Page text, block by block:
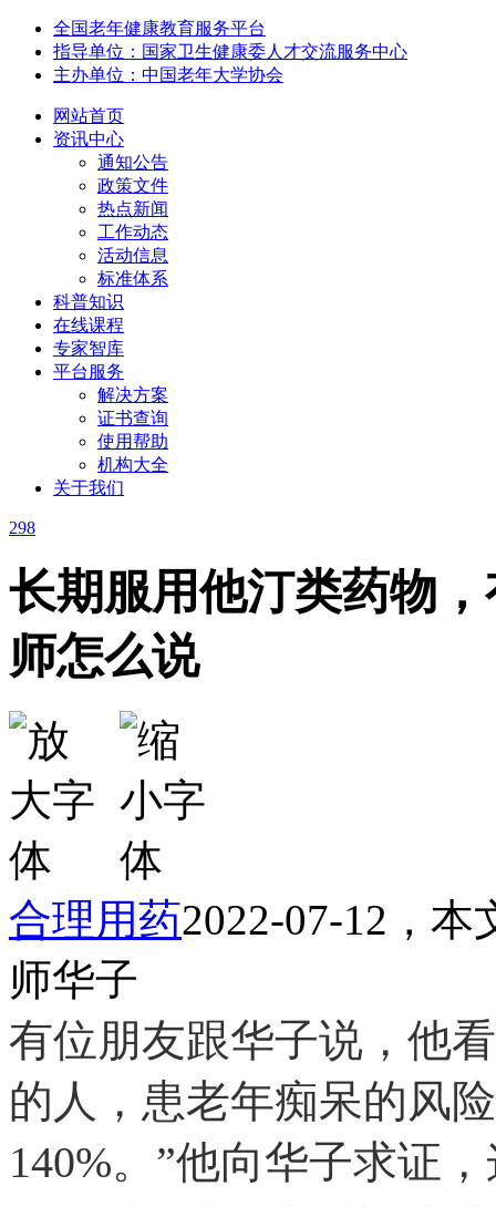
全国老年健康教育服务平台
指导单位：国家卫生健康委人才交流服务中心
主办单位：中国老年大学协会
网站首页
资讯中心
通知公告
政策文件
热点新闻
工作动态
活动信息
标准体系
科普知识
在线课程
专家智库
平台服务
解决方案
证书查询
使用帮助
机构大全
关于我们
298
长期服用他汀类药物
师怎么说
合理用药2022-07-12，本
师华子
有位朋友跟华子说，他
的人，患老年痴呆的风
140%。”他向华子求证